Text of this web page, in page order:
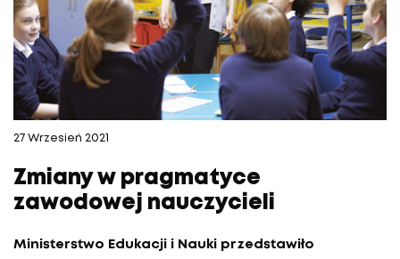
27 Wrzesień 2021
Zmiany w pragmatyce
zawodowej nauczycieli
Ministerstwo Edukacji i Nauki przedstawiło